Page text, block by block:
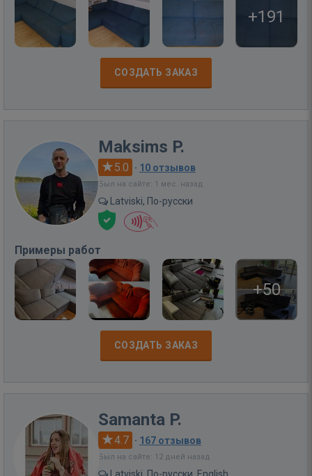
+191
СОЗДАТЬ ЗАКАЗ
Maksims P.
5.0 · 10 отзывов
Был на сайте: 1 мес. назад
Latviski, По-русски
Примеры работ
+50
СОЗДАТЬ ЗАКАЗ
Samanta P.
4.7 · 167 отзывов
Был на сайте: 12 дней назад
Latviski, По-русски, English